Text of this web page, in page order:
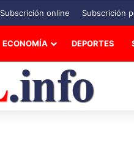
Subscrición online Subscrición
ECONOMÍA DEPORTES